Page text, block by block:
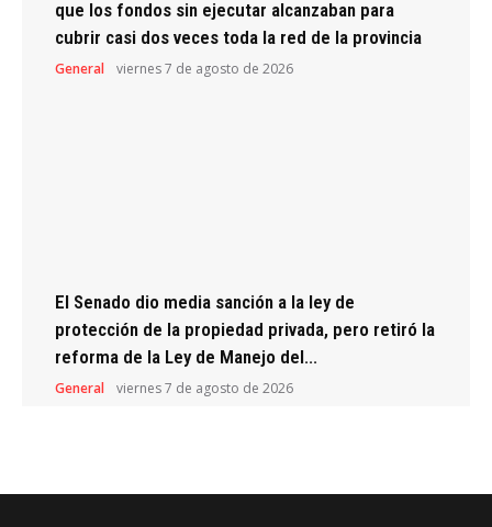
que los fondos sin ejecutar alcanzaban para
cubrir casi dos veces toda la red de la provincia
General viernes 7 de agosto de 2026
El Senado dio media sanción a la ley de
protección de la propiedad privada, pero retiró la
reforma de la Ley de Manejo del...
General viernes 7 de agosto de 2026